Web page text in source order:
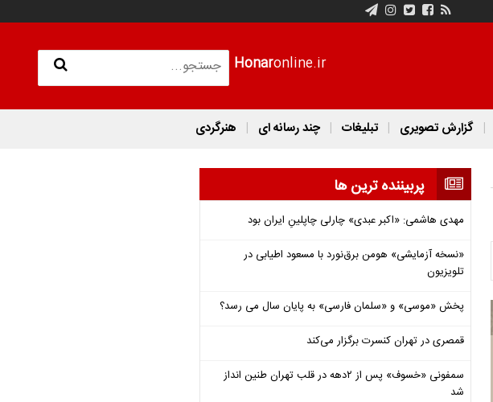
Honaronline.ir
گزارش تصویری تبلیغات چند رسانه ای هنرگردی
پربیننده ترین ها
مهدی هاشمی: «اکبر عبدی» چارلی چاپلینِ ایران بود
«نسخه آزمایشی» هومن برق‌نورد با مسعود اطیابی در
تلویزیون
پخش «موسی» و «سلمان فارسی» به پایان سال می رسد؟
قمصری در تهران کنسرت برگزار می‌کند
سمفونی «خسوف» پس از ۲دهه در قلب تهران طنین انداز
شد